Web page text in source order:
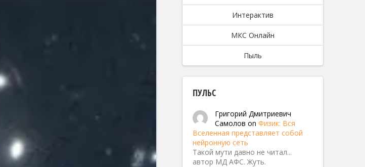
Интерактив
МКС Онлайн
Пыль
ПУЛЬС
Григорий Дмитриевич
Самолов on Физик: Вся
Вселенная представляет собой
нейронную сеть
Такой мути давно не читал...
автор МД АФС. Жуть.